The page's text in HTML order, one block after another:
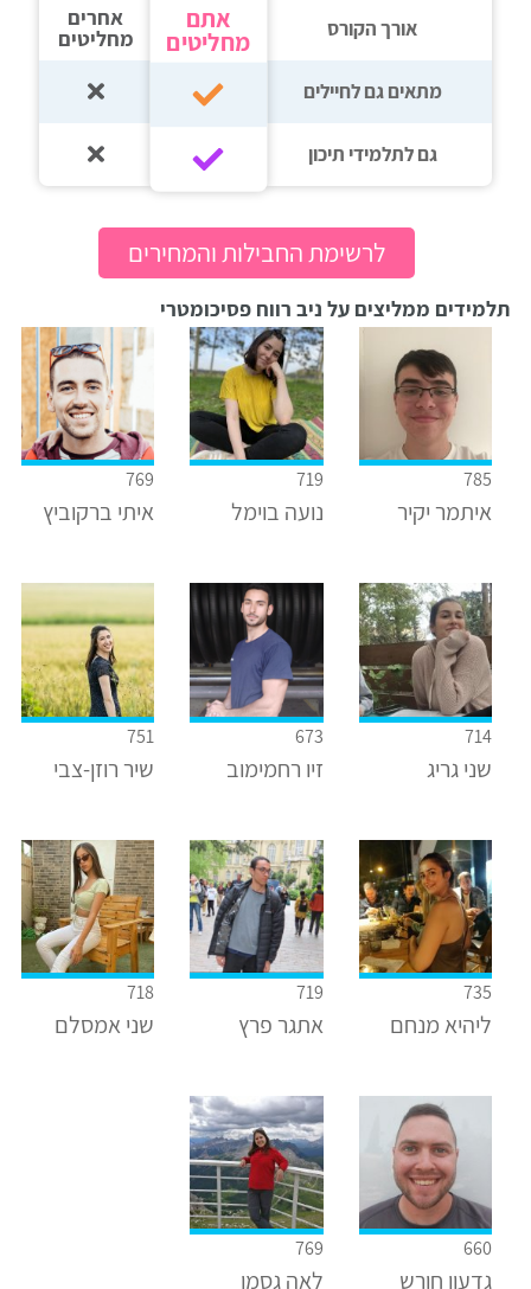
אורך הקורס
מתאים גם לחיילים
גם לתלמידי תיכון‎‏
אתם
מחליטים
אחרים
מחליטים
לרשימת החבילות והמחירים
תלמידים ממליצים על ניב רווח פסיכומטרי
785
איתמר יקיר
719
נועה בוימל
769
איתי ברקוביץ
714
שני גריג
673
זיו רחמימוב
751
שיר רוזן-צבי
735
ליהיא מנחם
719
אתגר פרץ
718
שני אמסלם
660
גדעון חורש
769
לאה גסמן